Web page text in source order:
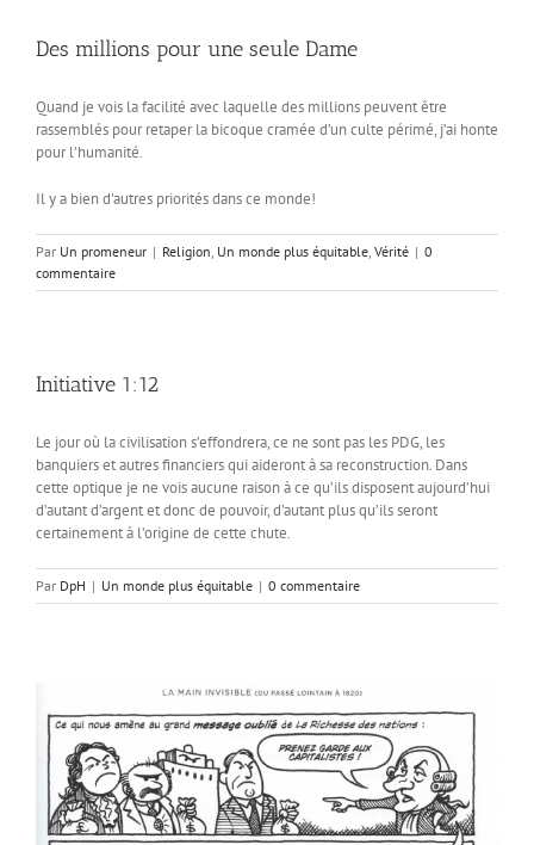
Des millions pour une seule Dame
Quand je vois la facilité avec laquelle des millions peuvent être
rassemblés pour retaper la bicoque cramée d’un culte périmé, j’ai honte
pour l’humanité.
Il y a bien d’autres priorités dans ce monde!
Par Un promeneur | Religion, Un monde plus équitable, Vérité | 0
commentaire
Initiative 1:12
Le jour où la civilisation s’effondrera, ce ne sont pas les PDG, les
banquiers et autres financiers qui aideront à sa reconstruction. Dans
cette optique je ne vois aucune raison à ce qu’ils disposent aujourd’hui
d’autant d’argent et donc de pouvoir, d’autant plus qu’ils seront
certainement à l’origine de cette chute.
Par DpH | Un monde plus équitable | 0 commentaire